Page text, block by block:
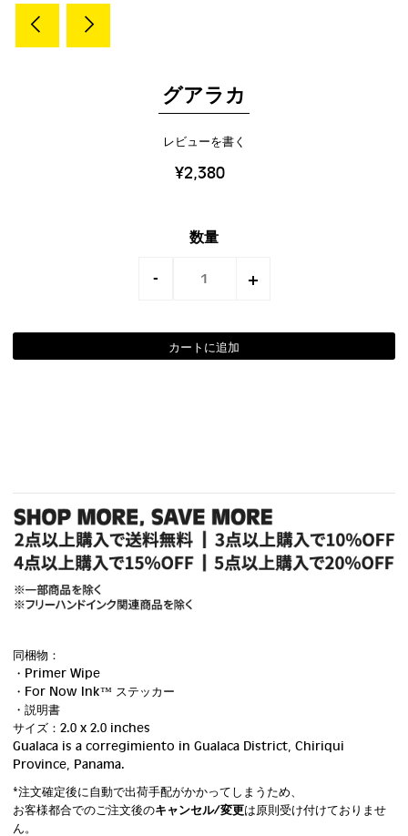
グアラカ
レビューを書く
¥2,380
数量
- +
同梱物：
・Primer Wipe
・For Now Ink ™ ステッカー
・説明書
サイズ：2.0 x 2.0 inches
Gualaca is a corregimiento in Gualaca District, Chiriqui
Province, Panama.
*注文確定後に自動で出荷手配がかかってしまうため、
お客様都合でのご注文後のキャンセル/変更は原則受け付けておりませ
ん。